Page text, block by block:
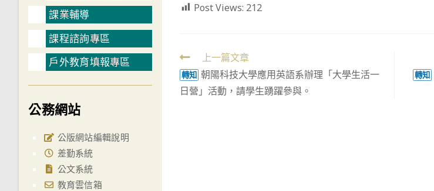
Post Views: 212
Read
more
articles
上一篇文章
轉知 朝陽科技大學應用英語系辦理「大學生活一
日營」活動，請學生踴躍參與。
轉知
課業輔導
課程諮詢專區
戶外教育填報專區
公務網站
公版網站編輯說明
差勤系統
公文系統
教育雲信箱